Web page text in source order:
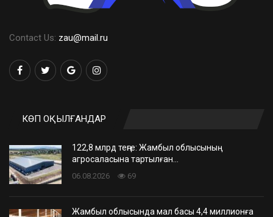
Contact Us: zau@mail.ru
КӨП ОҚЫЛҒАНДАР
122,8 млрд теңге: Жамбыл облысының
агросаласына тартылған…
06.08.2026 69
Жамбыл облысында мал басы 4,4 миллионға